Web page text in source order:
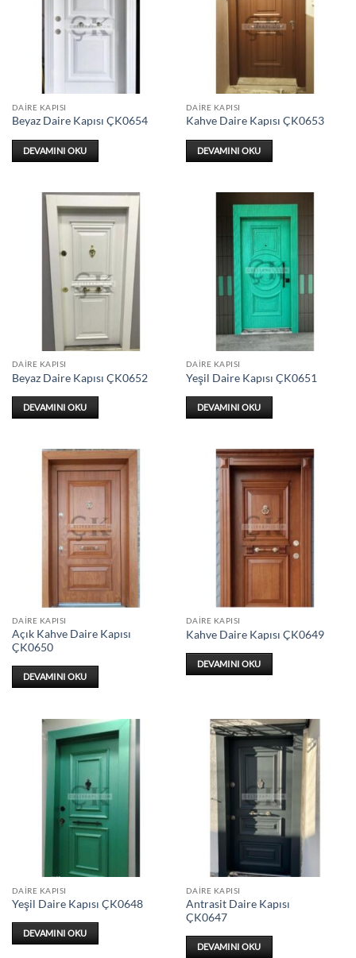
DAIRE KAPISI
Beyaz Daire Kapısı ÇK0654
DEVAMINI OKU
DAIRE KAPISI
Kahve Daire Kapısı ÇK0653
DEVAMINI OKU
DAIRE KAPISI
Beyaz Daire Kapısı ÇK0652
DEVAMINI OKU
DAIRE KAPISI
Yeşil Daire Kapısı ÇK0651
DEVAMINI OKU
DAIRE KAPISI
Açık Kahve Daire Kapısı
ÇK0650
DEVAMINI OKU
DAIRE KAPISI
Kahve Daire Kapısı ÇK0649
DEVAMINI OKU
DAIRE KAPISI
Yeşil Daire Kapısı ÇK0648
DEVAMINI OKU
DAIRE KAPISI
Antrasit Daire Kapısı
ÇK0647
DEVAMINI OKU